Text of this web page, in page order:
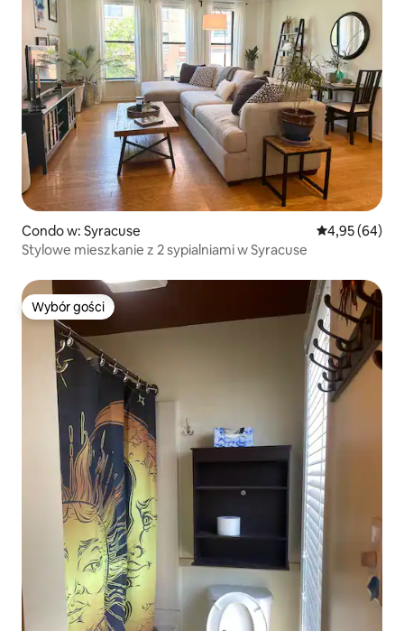
Condo w: Syracuse Średnia
4,95 (64)
Stylowe mieszkanie z 2 sypialniami w Syracuse
Wybór gości
Wybór gości